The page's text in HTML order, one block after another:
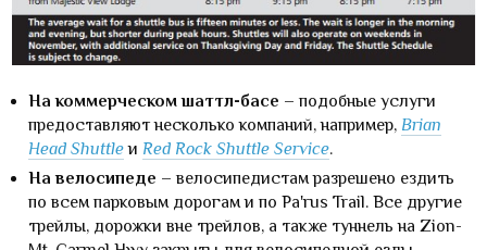
На коммерческом шаттл-басе – подобные услуги
предоставляют несколько компаний, например, Brian
Head Shuttleи Red Rock Shuttle Service.
На велосипеде – велосипедистам разрешено ездить
по всем парковым дорогам и по Pa'rus Trail. Все другие
трейлы, дорожки вне трейлов, а также туннель на Zion-